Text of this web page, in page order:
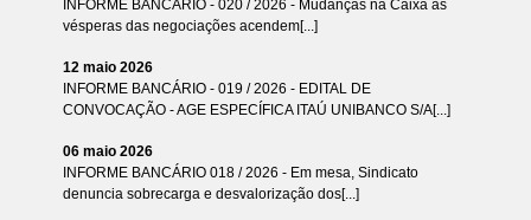
INFORME BANCÁRIO - 020 / 2026 - Mudanças na Caixa às
vésperas das negociações acendem[...]
12 maio 2026
INFORME BANCÁRIO - 019 / 2026 - EDITAL DE
CONVOCAÇÃO - AGE ESPECÍFICA ITAÚ UNIBANCO S/A[...]
06 maio 2026
INFORME BANCÁRIO 018 / 2026 - Em mesa, Sindicato
denuncia sobrecarga e desvalorização dos[...]